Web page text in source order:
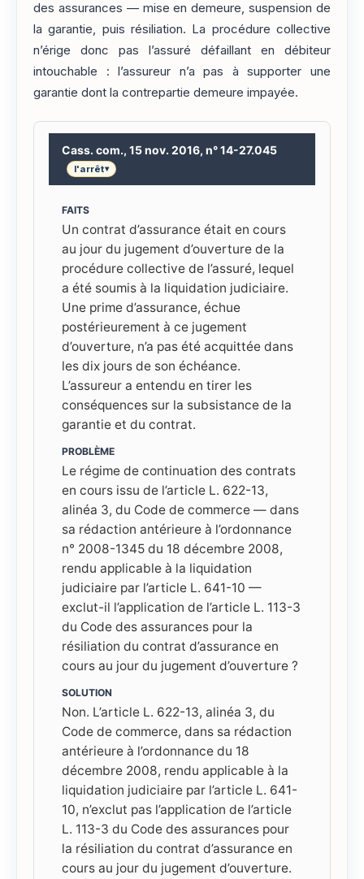
des assurances — mise en demeure, suspension de
la garantie, puis résiliation. La procédure collective
n’érige donc pas l’assuré défaillant en débiteur
intouchable : l’assureur n’a pas à supporter une
garantie dont la contrepartie demeure impayée.
Cass. com., 15 nov. 2016, n° 14-27.045
l'arrêt▾
FAITS
Un contrat d’assurance était en cours
au jour du jugement d’ouverture de la
procédure collective de l’assuré, lequel
a été soumis à la liquidation judiciaire.
Une prime d’assurance, échue
postérieurement à ce jugement
d’ouverture, n’a pas été acquittée dans
les dix jours de son échéance.
L’assureur a entendu en tirer les
conséquences sur la subsistance de la
garantie et du contrat.
PROBLÈME
Le régime de continuation des contrats
en cours issu de l’article L. 622-13,
alinéa 3, du Code de commerce — dans
sa rédaction antérieure à l’ordonnance
n° 2008-1345 du 18 décembre 2008,
rendu applicable à la liquidation
judiciaire par l’article L. 641-10 —
exclut-il l’application de l’article L. 113-3
du Code des assurances pour la
résiliation du contrat d’assurance en
cours au jour du jugement d’ouverture ?
SOLUTION
Non. L’article L. 622-13, alinéa 3, du
Code de commerce, dans sa rédaction
antérieure à l’ordonnance du 18
décembre 2008, rendu applicable à la
liquidation judiciaire par l’article L. 641-
10, n’exclut pas l’application de l’article
L. 113-3 du Code des assurances pour
la résiliation du contrat d’assurance en
cours au jour du jugement d’ouverture.